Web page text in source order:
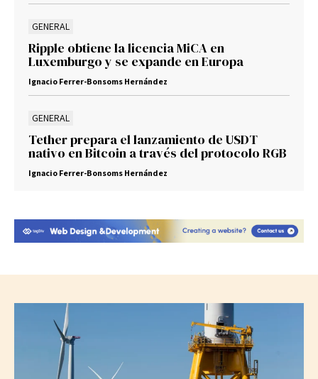
GENERAL
Ripple obtiene la licencia MiCA en
Luxemburgo y se expande en Europa
Ignacio Ferrer-Bonsoms Hernández
GENERAL
Tether prepara el lanzamiento de USDT
nativo en Bitcoin a través del protocolo RGB
Ignacio Ferrer-Bonsoms Hernández